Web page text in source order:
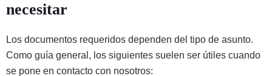
necesitar
Los documentos requeridos dependen del tipo de asunto.
Como guía general, los siguientes suelen ser útiles cuando
se pone en contacto con nosotros: